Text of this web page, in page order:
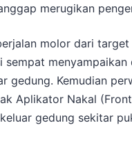
merugikan
molor dari target
sempat menyampaikan
gedung. Kemudian
Aplikator Nakal
gedung sekitar